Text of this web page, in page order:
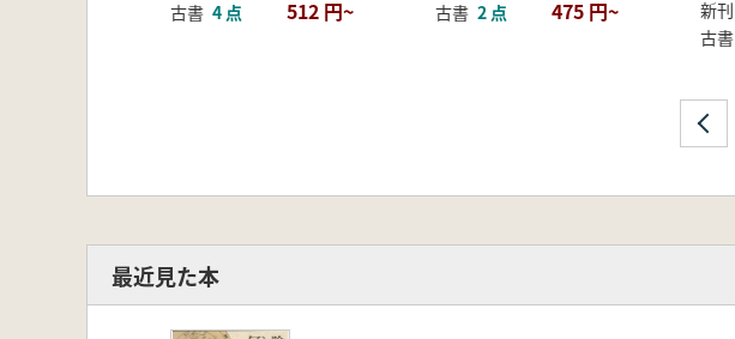
古書 4 点 512 円~
古書 2 点 475 円~
新刊
古書
最近見た本